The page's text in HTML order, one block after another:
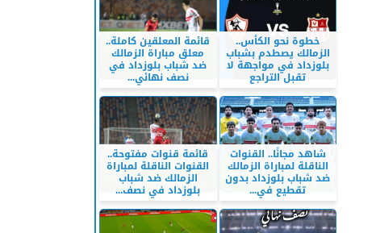
خطوة نحو الكأس..
الزمالك يصطدم بشباب
بلوزداد في مواجهة لا
تقبل التراجع
قائمة المعلقين كاملة..
معلق مباراة الزمالك
ضد شباب بلوزداد في
نصف نهائي...
شاهد مجانًا.. القنوات
الناقلة لمباراة الزمالك
ضد شباب بلوزداد بدون
تقطيع في...
قائمة قنوات مفتوحة..
القنوات الناقلة لمباراة
الزمالك ضد شباب
بلوزداد في نصف...